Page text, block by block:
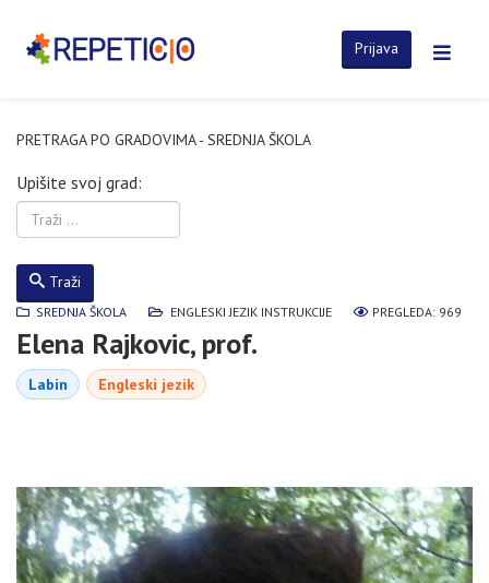
Prijava
PRETRAGA PO GRADOVIMA - SREDNJA ŠKOLA
Upišite svoj grad:
Traži
SREDNJA ŠKOLA ENGLESKI JEZIK INSTRUKCIJE PREGLEDA: 969
Elena Rajkovic, prof.
Labin Engleski jezik